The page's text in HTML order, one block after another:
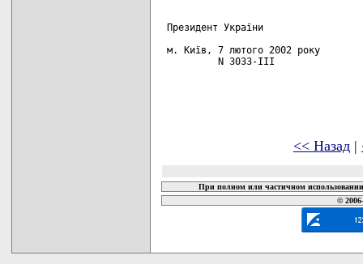
Президент України
м. Київ, 7 лютого 2002 року
          N 3033-III
<< Назад |
При полном или частичном
©